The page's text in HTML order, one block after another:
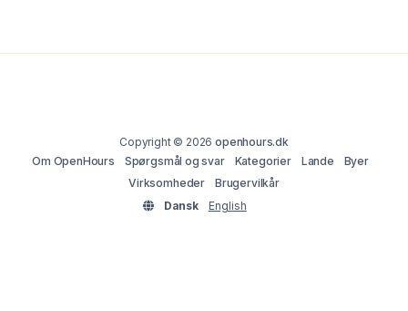
Copyright © 2026openhours.dk
Om OpenHours
Spørgsmål og svar Kategorier Lande
Byer
Virksomheder
Brugervilkår
Dansk
English